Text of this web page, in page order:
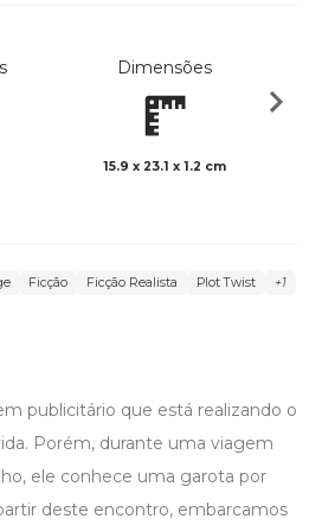
Dimensões
15.9 x 23.1 x 1.2 cm
Ficção Ficção Realista Plot Twist +1
publicitário que está realizando o
Porém, durante uma viagem
ele conhece uma garota por
deste encontro, embarcamos